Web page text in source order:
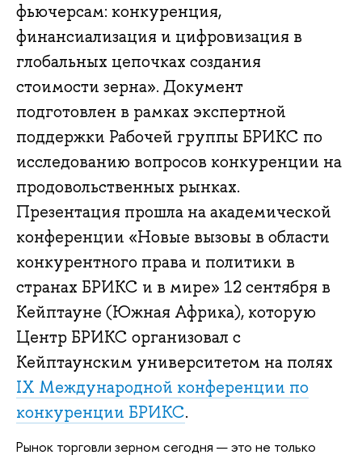
фьючерсам: конкуренция,
финансиализация и цифровизация в
глобальных цепочках создания
стоимости зерна». Документ
подготовлен в рамках экспертной
поддержки Рабочей группы БРИКС по
исследованию вопросов конкуренции на
продовольственных рынках.
Презентация прошла на академической
конференции «Новые вызовы в области
конкурентного права и политики в
странах БРИКС и в мире» 12 сентября в
Кейптауне (Южная Африка), которую
Центр БРИКС организовал с
Кейптаунским университетом на полях
IX Международной конференции по
конкуренции БРИКС.
Рынок торговли зерном сегодня — это не только